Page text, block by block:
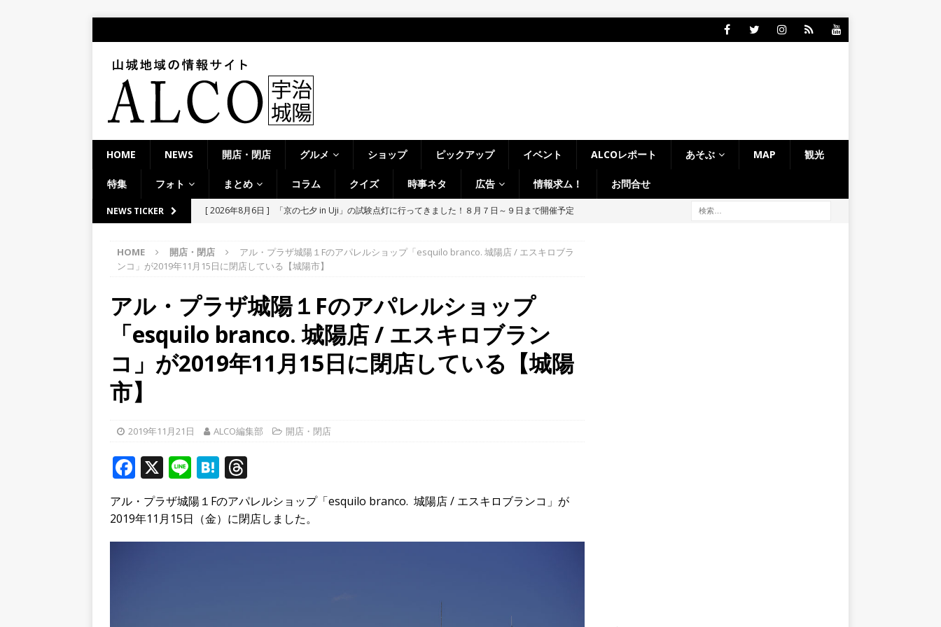
HOME NEWS 開店・閉店 グルメ ショップ ピックアップ イベント ALCOレポート あそぶ MAP 観光
特集 フォト まとめ コラム クイズ 時事ネタ 広告 情報求ム！ お問合せ
NEWS TICKER [ 2026年8月6日 ]
「京の七夕 in Uji」の試験点灯に行ってきました！８月７日～９日まで開催予定
[ 2026年8月6日 ] 8月8日～14日イベントまとめ！夏祭り、ライトアップ、グルメなどワイワイ盛
ト
[ 2026年8月5日 ] ８月５日、「大久保駐屯地夏まつり」で花火が上がりました！【京都府宇治市
／２０２６】
時事ネタ
[ 2026年8月4日 ]
石清水八幡宮の門前「やわた走井餅老舗」で、ひんやり美味しいかき氷「走井
[ 2026年8月6日 ]
８月３日、クマと思われる動物が確認されました。国道307号奥山田茶屋トンネ
HOME 開店・閉店
アル・プラザ城陽１Fのアパレルショップ「esquilo branco. 城陽店 / エスキロブラ
ンコ」が2019年11月15日に閉店している【城陽市】
アル・プラザ城陽１Fのアパレルショップ
「esquilo branco. 城陽店 / エスキロブラン
コ」が2019年11月15日に閉店している【城陽
市】
2019年11月21日 ALCO編集部 開店・閉店
F
a
c
e
X Li
n
e
H
at
e
n
h
r
e
アル・プラザ城陽１Fのアパレルショップ「esquilo branco. 城陽店 / エスキロブランコ」が
2019年11月15日（金）に閉店しました。